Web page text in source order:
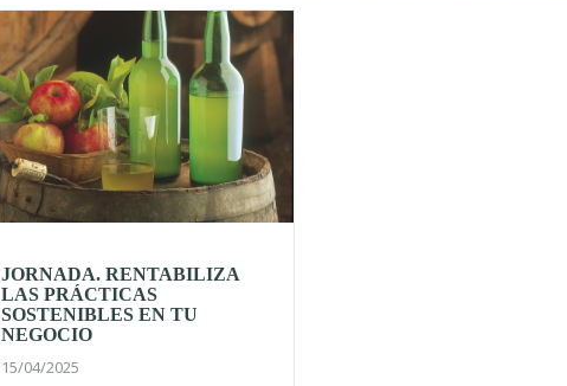
JORNADA. RENTABILIZA
LAS PRÁCTICAS
SOSTENIBLES EN TU
NEGOCIO
15/04/2025